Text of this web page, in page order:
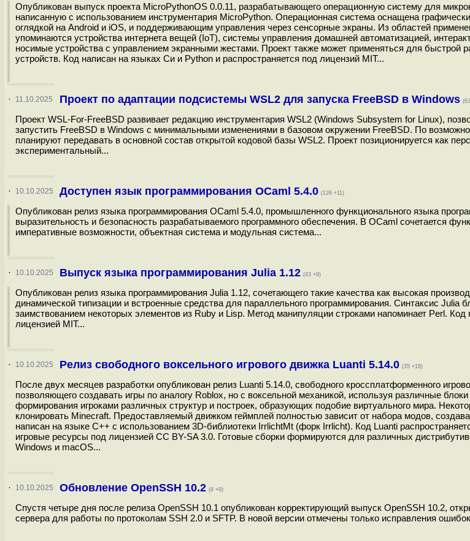
Опубликован выпуск проекта MicroPythonOS 0.0.11, разрабатывающего операционную систему для
написанную с использованием инструментария MicroPython. Операционная система оснащена
оглядкой на Android и iOS, и поддерживающим управления через сенсорные экраны. Из областей
упоминаются устройства интернета вещей (IoT), системы управления домашней автоматизацией,
носимые устройства с управлением экранными жестами. Проект также может применяться для быстрой
устройств. Код написан на языках Си и Python и распространяется под лицензий MIT...
· 11.10.2025 Проект по адаптации подсистемы WSL2 для запуска FreeBSD в Windows
Проект WSL-For-FreeBSD развивает редакцию инструментария WSL2 (Windows Subsystem for Linux),
запустить FreeBSD в Windows с минимальными изменениями в базовом окружении FreeBSD. По
планируют передавать в основной состав открытой кодовой базы WSL2. Проект позиционируется как
экспериментальный...
· 10.10.2025 Доступен язык программирования OCaml 5.4.0 (126 +11)
Опубликован релиз языка программирования OCaml 5.4.0, промышленного функционального языка
выразительность и безопасность разрабатываемого программного обеспечения. В OCaml сочетается
императивные возможности, объектная система и модульная система...
· 10.10.2025 Выпуск языка программирования Julia 1.12 (43 +8)
Опубликован релиз языка программирования Julia 1.12, сочетающего такие качества как высокая
динамической типизации и встроенные средства для параллельного программирования. Синтаксис Julia
заимствованием некоторых элементов из Ruby и Lisp. Метод манипуляции строками напоминает Perl. Код
лицензией MIT...
· 10.10.2025 Релиз свободного воксельного игрового движка Luanti 5.14.0 (35 +18)
После двух месяцев разработки опубликован релиз Luanti 5.14.0, свободного кроссплатформенного
позволяющего создавать игры по аналогу Roblox, но с воксельной механикой, используя различные
формирования игроками различных структур и построек, образующих подобие виртуального мира.
клонировать Minecraft. Предоставляемый движком геймплей полностью зависит от набора модов,
написан на языке С++ c использованием 3D-библиотеки IrrlichtMt (форк Irrlicht). Код Luanti
игровые ресурсы под лицензией CC BY-SA 3.0. Готовые сборки формируются для различных
Windows и macOS...
· 10.10.2025 Обновление OpenSSH 10.2 (8 +9)
Спустя четыре дня после релиза OpenSSH 10.1 опубликован корректирующий выпуск OpenSSH 10.2,
сервера для работы по протоколам SSH 2.0 и SFTP. В новой версии отмечены только исправления